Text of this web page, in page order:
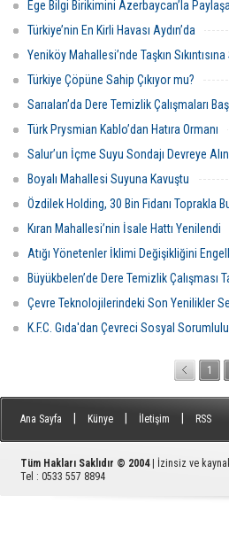
Ege Bilgi Birikimini Azerbaycan’la
Türkiye’nin En Kirli Havası Aydın’da
Yeniköy Mahallesi’nde Taşkın
Türkiye Çöpüne Sahip Çıkıyor mu?
Sarıalan’da Dere Temizlik Çalışmaları
Türk Prysmian Kablo’dan Hatıra Ormanı
Salur’un İçme Suyu Sondajı Devreye
Boyalı Mahallesi Suyuna Kavuştu
Özdilek Holding, 30 Bin Fidanı Toprakla
Kıran Mahallesi’nin İsale Hattı Yenilendi
Atığı Yönetenler İklimi Değişikliğini
Büyükbelen’de Dere Temizlik Çalışması
Çevre Teknolojilerindeki Son Yenilikler
K.F.C. Gıda'dan Çevreci Sosyal
1
Ana Sayfa Künye İletişim RSS
Tüm Hakları Saklıdır © 2004
| İzinsiz ve
Tel : 0533 557 8894